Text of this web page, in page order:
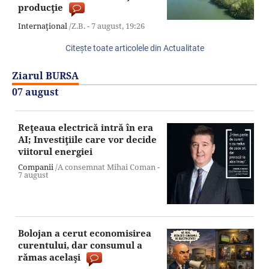
producţie
Internaţional/Z.B. -7 august, 19:26
Citeşte toate articolele din Actualitate
Ziarul BURSA
07 august
Reţeaua electrică intră în era
AI; Investiţiile care vor decide
viitorul energiei
Companii/A consemnat Mihai Coman -
7 august
Bolojan a cerut economisirea
curentului, dar consumul a
rămas acelaşi